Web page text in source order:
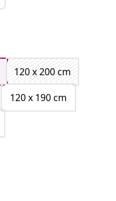
120 x 200 cm
120 x 190 cm